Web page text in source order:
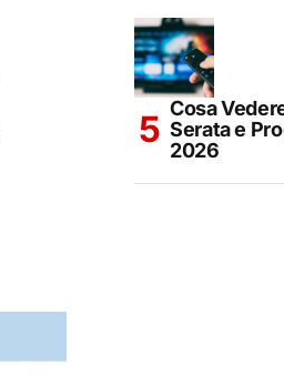
Cosa
Serata e
2026